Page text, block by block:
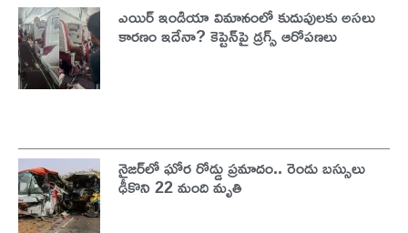
ఎయిర్ ఇండియా విమానంలో కుదుపులకు అసలు
కారణం ఇదేనా? కెప్టెన్‌పై డ్రగ్స్ ఆరోపణలు
నైజర్‌లో ఘోర రోడ్డు ప్రమాదం.. రెండు బస్సులు
ఢీకొని 22 మంది మృతి